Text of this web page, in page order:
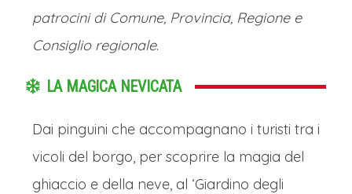
patrocini di Comune, Provincia, Regione e
Consiglio regionale.
LA MAGICA NEVICATA
Dai pinguini che accompagnano i turisti tra i
vicoli del borgo, per scoprire la magia del
ghiaccio e della neve, al ‘Giardino degli